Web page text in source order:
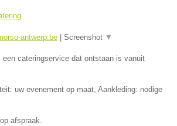
antwerp.be Screenshot ▼
een cateringservice dat ontstaan is vanuit
uw evenement op maat, Aankleding: nodige
afspraak.